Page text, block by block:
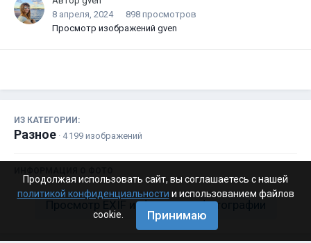
8 апреля, 2024
898 просмотров
Просмотр изображений gven
ИЗ КАТЕГОРИИ:
Разное · 4 199 изображений
Просмотр EXIF информации фотографии
Продолжая использовать сайт, вы соглашаетесь с нашей
политикой конфиденциальности и использованием файлов
cookie.
Принимаю